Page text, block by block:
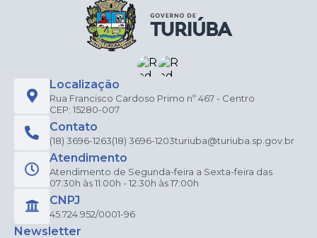
Localização
Rua Francisco Cardoso Primo nº 467 - Centro
CEP: 15280-007
Contato
(18) 3696-1263(18) 3696-1203turiuba@turiuba.sp.gov.br
Atendimento
Atendimento de Segunda-feira a Sexta-feira das
07:30h às 11:00h - 12:30h às 17:00h
CNPJ
45.724.952/0001-96
Newsletter